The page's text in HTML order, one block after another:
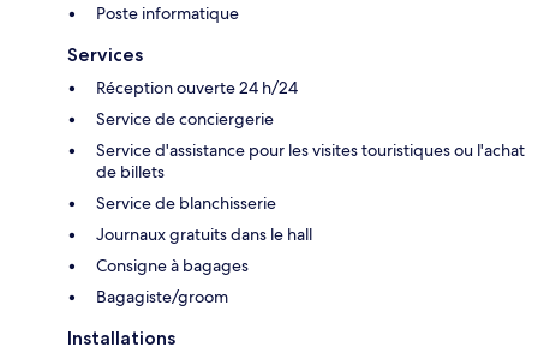
Poste informatique
Services
Réception ouverte 24 h/24
Service de conciergerie
Service d'assistance pour les visites touristiques ou l'achat
de billets
Service de blanchisserie
Journaux gratuits dans le hall
Consigne à bagages
Bagagiste/groom
Installations